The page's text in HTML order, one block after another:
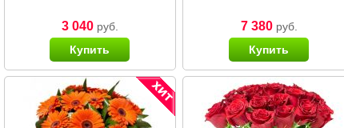
3 040руб.
Купить
7 380руб.
Купить